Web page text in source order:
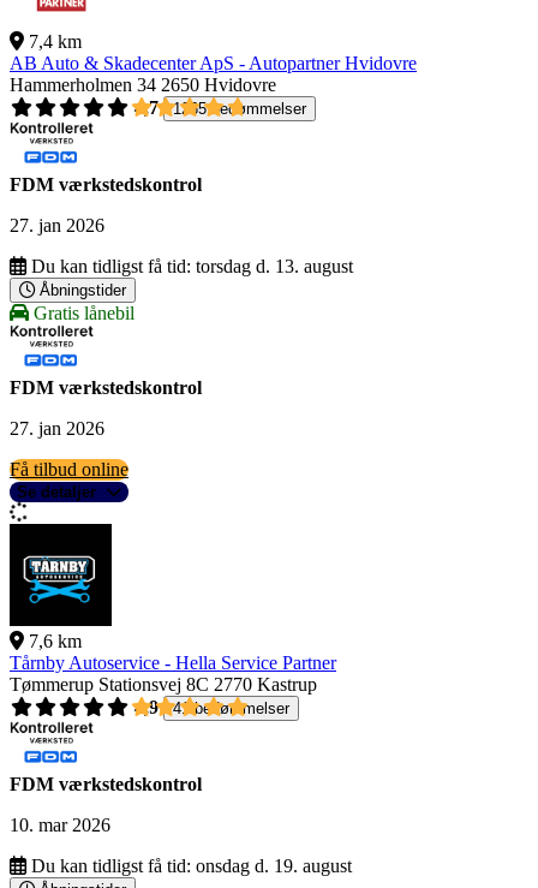
7,4 km
AB Auto & Skadecenter ApS - Autopartner Hvidovre
Hammerholmen 34 2650 Hvidovre
4,7
1265 bedømmelser
FDM værkstedskontrol
27. jan 2026
Du kan tidligst få tid: torsdag d. 13. august
Åbningstider
Gratis lånebil
FDM værkstedskontrol
27. jan 2026
Få tilbud online
Se detaljer
7,6 km
Tårnby Autoservice - Hella Service Partner
Tømmerup Stationsvej 8C 2770 Kastrup
4,9
41 bedømmelser
FDM værkstedskontrol
10. mar 2026
Du kan tidligst få tid: onsdag d. 19. august